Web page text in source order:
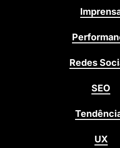
Redes
SEO
UX